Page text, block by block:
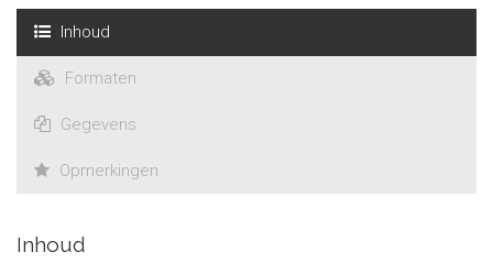
Inhoud
Formaten
Gegevens
Opmerkingen
Inhoud